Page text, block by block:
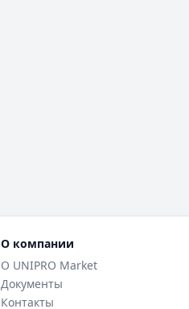
О компании
О UNIPRO Market
Документы
Контакты